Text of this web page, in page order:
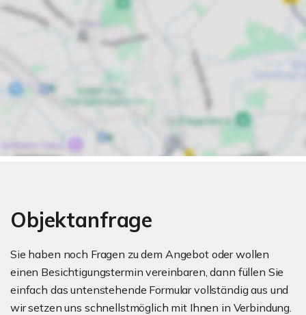
Objektanfrage
Sie haben noch Fragen zu dem Angebot oder wollen
einen Besichtigungstermin vereinbaren, dann füllen Sie
einfach das untenstehende Formular vollständig aus und
wir setzen uns schnellstmöglich mit Ihnen in Verbindung.